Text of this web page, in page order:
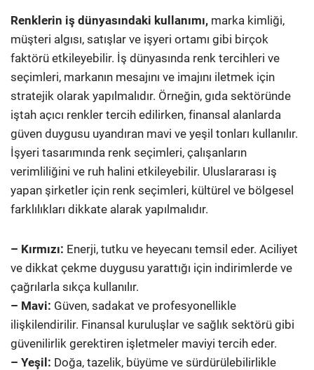
Renklerin iş dünyasındaki kullanımı, marka kimliği,
müşteri algısı, satışlar ve işyeri ortamı gibi birçok
faktörü etkileyebilir. İş dünyasında renk tercihleri ve
seçimleri, markanın mesajını ve imajını iletmek için
stratejik olarak yapılmalıdır. Örneğin, gıda sektöründe
iştah açıcı renkler tercih edilirken, finansal alanlarda
güven duygusu uyandıran mavi ve yeşil tonları kullanılır.
İşyeri tasarımında renk seçimleri, çalışanların
verimliliğini ve ruh halini etkileyebilir. Uluslararası iş
yapan şirketler için renk seçimleri, kültürel ve bölgesel
farklılıkları dikkate alarak yapılmalıdır.
– Kırmızı: Enerji, tutku ve heyecanı temsil eder. Aciliyet
ve dikkat çekme duygusu yarattığı için indirimlerde ve
çağrılarla sıkça kullanılır.
– Mavi: Güven, sadakat ve profesyonellikle
ilişkilendirilir. Finansal kuruluşlar ve sağlık sektörü gibi
güvenilirlik gerektiren işletmeler maviyi tercih eder.
– Yeşil: Doğa, tazelik, büyüme ve sürdürülebilirlikle